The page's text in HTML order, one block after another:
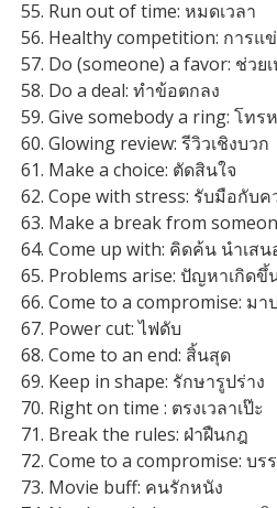
Run out of time: หมดเวลา
Healthy competition: การแ
Do (someone) a favor: ช่วย
Do a deal: ทำข้อตกลง
Give somebody a ring: โทร
Glowing review: รีวิวเชิงบวก
Make a choice: ตัดสินใจ
Cope with stress: รับมือกับค
Make a break from
Come up with: คิดค้น นำเส
Problems arise: ปัญหาเกิดขึ้
Come to a compromise: ม
Power cut: ไฟดับ
Come to an end: สิ้นสุด
Keep in shape: รักษารูปร่าง
Right on time : ตรงเวลาเป๊ะ
Break the rules: ฝ่าฝืนกฎ
Come to a compromise: บร
Movie buff: คนรักหนัง